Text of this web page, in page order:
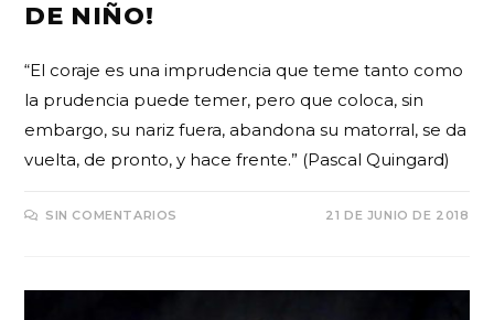
DE NIÑO!
“El coraje es una imprudencia que teme tanto como
la prudencia puede temer, pero que coloca, sin
embargo, su nariz fuera, abandona su matorral, se da
vuelta, de pronto, y hace frente.” (Pascal Quingard)
SIN COMENTARIOS 21 DE JUNIO DE 2018